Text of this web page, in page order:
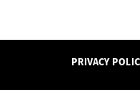
PRIVACY